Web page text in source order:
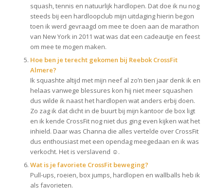
squash, tennis en natuurlijk hardlopen. Dat doe ik nu nog
steeds bij een hardloopclub mijn uitdaging hierin begon
toen ik werd gevraagd om mee te doen aan de marathon
van New York in 2011 wat was dat een cadeautje en feest
om mee te mogen maken.
Hoe ben je terecht gekomen bij Reebok CrossFit
Almere?
Ik squashte altijd met mijn neef al zo’n tien jaar denk ik en
helaas vanwege blessures kon hij niet meer squashen
dus wilde ik naast het hardlopen wat anders erbij doen.
Zo zag ik dat dicht in de buurt bij mijn kantoor de box ligt
en ik kende CrossFit nog niet dus ging even kijken wat het
inhield. Daar was Channa die alles vertelde over CrossFit
dus enthousiast met een opendag meegedaan en ik was
verkocht. Het is verslavend ☺.
Wat is je favoriete CrossFit beweging?
Pull-ups, roeien, box jumps, hardlopen en wallballs heb ik
als favorieten.